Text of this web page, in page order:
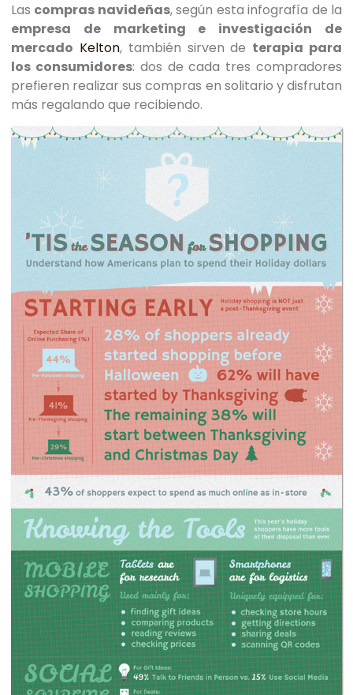
Las compras navideñas, según esta infografía de la
empresa de marketing e investigación de
mercado Kelton, también sirven de terapia para
los consumidores: dos de cada tres compradores
prefieren realizar sus compras en solitario y disfrutan
más regalando que recibiendo.